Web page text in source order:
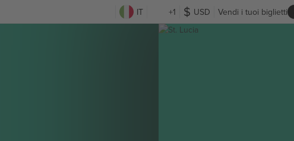
IT +1 USD Vendi i tuoi biglietti